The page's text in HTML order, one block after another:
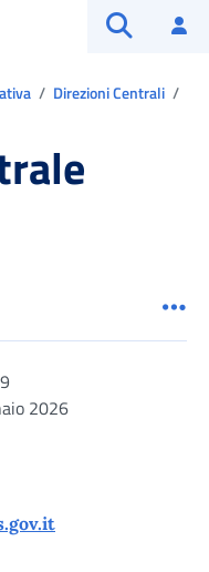
Direzioni Centrali
2026